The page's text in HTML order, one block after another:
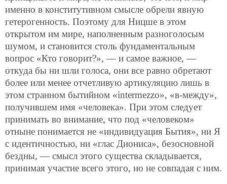
именно в конститутивном смысле обрели явную
гетерогенность. Поэтому для Ницше в этом
открытом им мире, наполненным разноголосым
шумом, и становится столь фундаментальным
вопрос «Кто говорит?», — и самое важное, —
откуда бы ни шли голоса, они все равно обретают
более или менее отчетливую артикуляцию лишь в
этом странном бытийном «intermezzo», «в-между»,
получившем имя «человека». При этом следует
принимать во внимание, что под «человеком»
отныне понимается не «индивидуация Бытия», ни Я
с идентичностью, ни «глас Диониса», безосновной
бездны, — смысл этого существа складывается,
принимая участие всего этого, но не совпадая с ним.